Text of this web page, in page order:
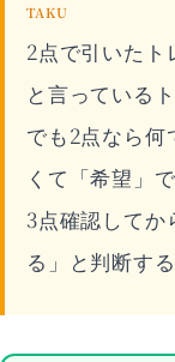
TAKU
2点で引いたト
と言っている
でも2点なら何
くて「希望」で
3点確認してか
る」と判断す